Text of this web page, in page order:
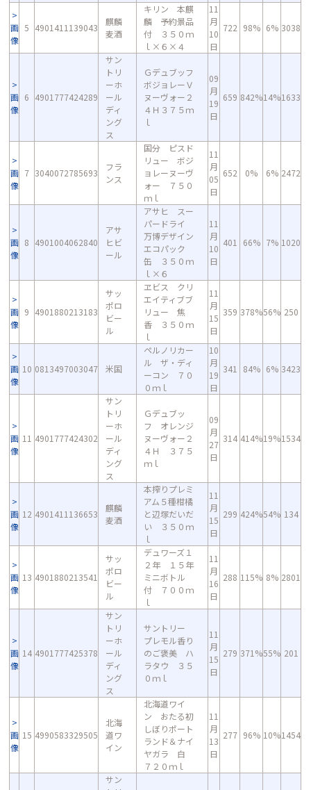
画
像
5 4901411139043
麒麟
麦酒
キリン 本麒
麟 予約景品
付 ３５０ｍ
ｌ×６×４
11
月
10
日
722 98% 6% 3038
画
像
6 4901777424289
サン
トリ
ーホ
ール
ディ
ング
ス
Ｇデュブッフ
ボジョレーＶ
ヌーヴォー２
４Ｈ３７５ｍ
ｌ
09
月
19
日
659 842%14%1633
画
像
7 3040072785693
フラ
ンス
国分 ピスド
リュー ボジ
ョレーヌーヴ
ォー ７５０
ｍｌ
11
月
05
日
652 0% 6% 2472
画
像
8 4901004062840
アサ
ヒビ
ール
アサヒ スー
パードライ
万博デザイン
エコパック
缶 ３５０ｍ
ｌ×６
11
月
10
日
401 66% 7% 1020
画
像
9 4901880213183
サッ
ポロ
ビー
ル
ヱビス クリ
エイティブブ
リュー 焦
香 ３５０ｍ
ｌ
11
月
15
日
359 378%56% 250
画
像
10 0813497003047 米国
ペルノリカー
ル ザ・ディ
ーコン ７０
０ｍｌ
10
月
19
日
341 84% 6% 3423
画
像
11 4901777424302
サン
トリ
ーホ
ール
ディ
ング
ス
Ｇデュブッ
フ オレンジ
ヌーヴォー２
４Ｈ ３７５
ｍｌ
09
月
27
日
314 414%19%1534
画
像
12 4901411136653
麒麟
麦酒
本搾りプレミ
アム５種柑橘
と辺塚だいだ
い ３５０ｍ
ｌ
11
月
15
日
299 424%54% 134
画
像
13 4901880213541
サッ
ポロ
ビー
ル
デュワーズ１
２年 １５年
ミニボトル
付 ７００ｍ
ｌ
11
月
16
日
288 115% 8% 2801
画
像
14 4901777425378
サン
トリ
ーホ
ール
ディ
ング
ス
サントリー
プレモル香り
のご褒美 ハ
ラタウ ３５
０ｍｌ
11
月
15
日
279 371%55% 201
画
像
15 4990583329505
北海
道ワ
イン
北海道ワイ
ン おたる初
しぼりポート
ランド＆ナイ
ヤガラ 白
７２０ｍｌ
11
月
13
日
277 96% 10%1454
サン